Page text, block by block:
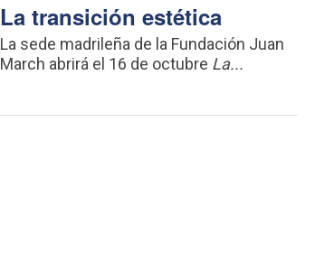
La transición estética
La sede madrileña de la Fundación Juan
March abrirá el 16 de octubre La...